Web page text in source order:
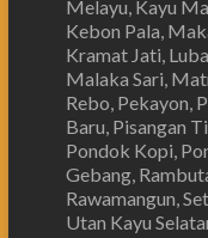
Melayu, Kayu
Kebon Pala,
Kramat Jati,
Malaka Sari,
Rebo, Pekayon,
Baru, Pisangan
Pondok Kopi,
Gebang,
Rawamangun,
Utan Kayu